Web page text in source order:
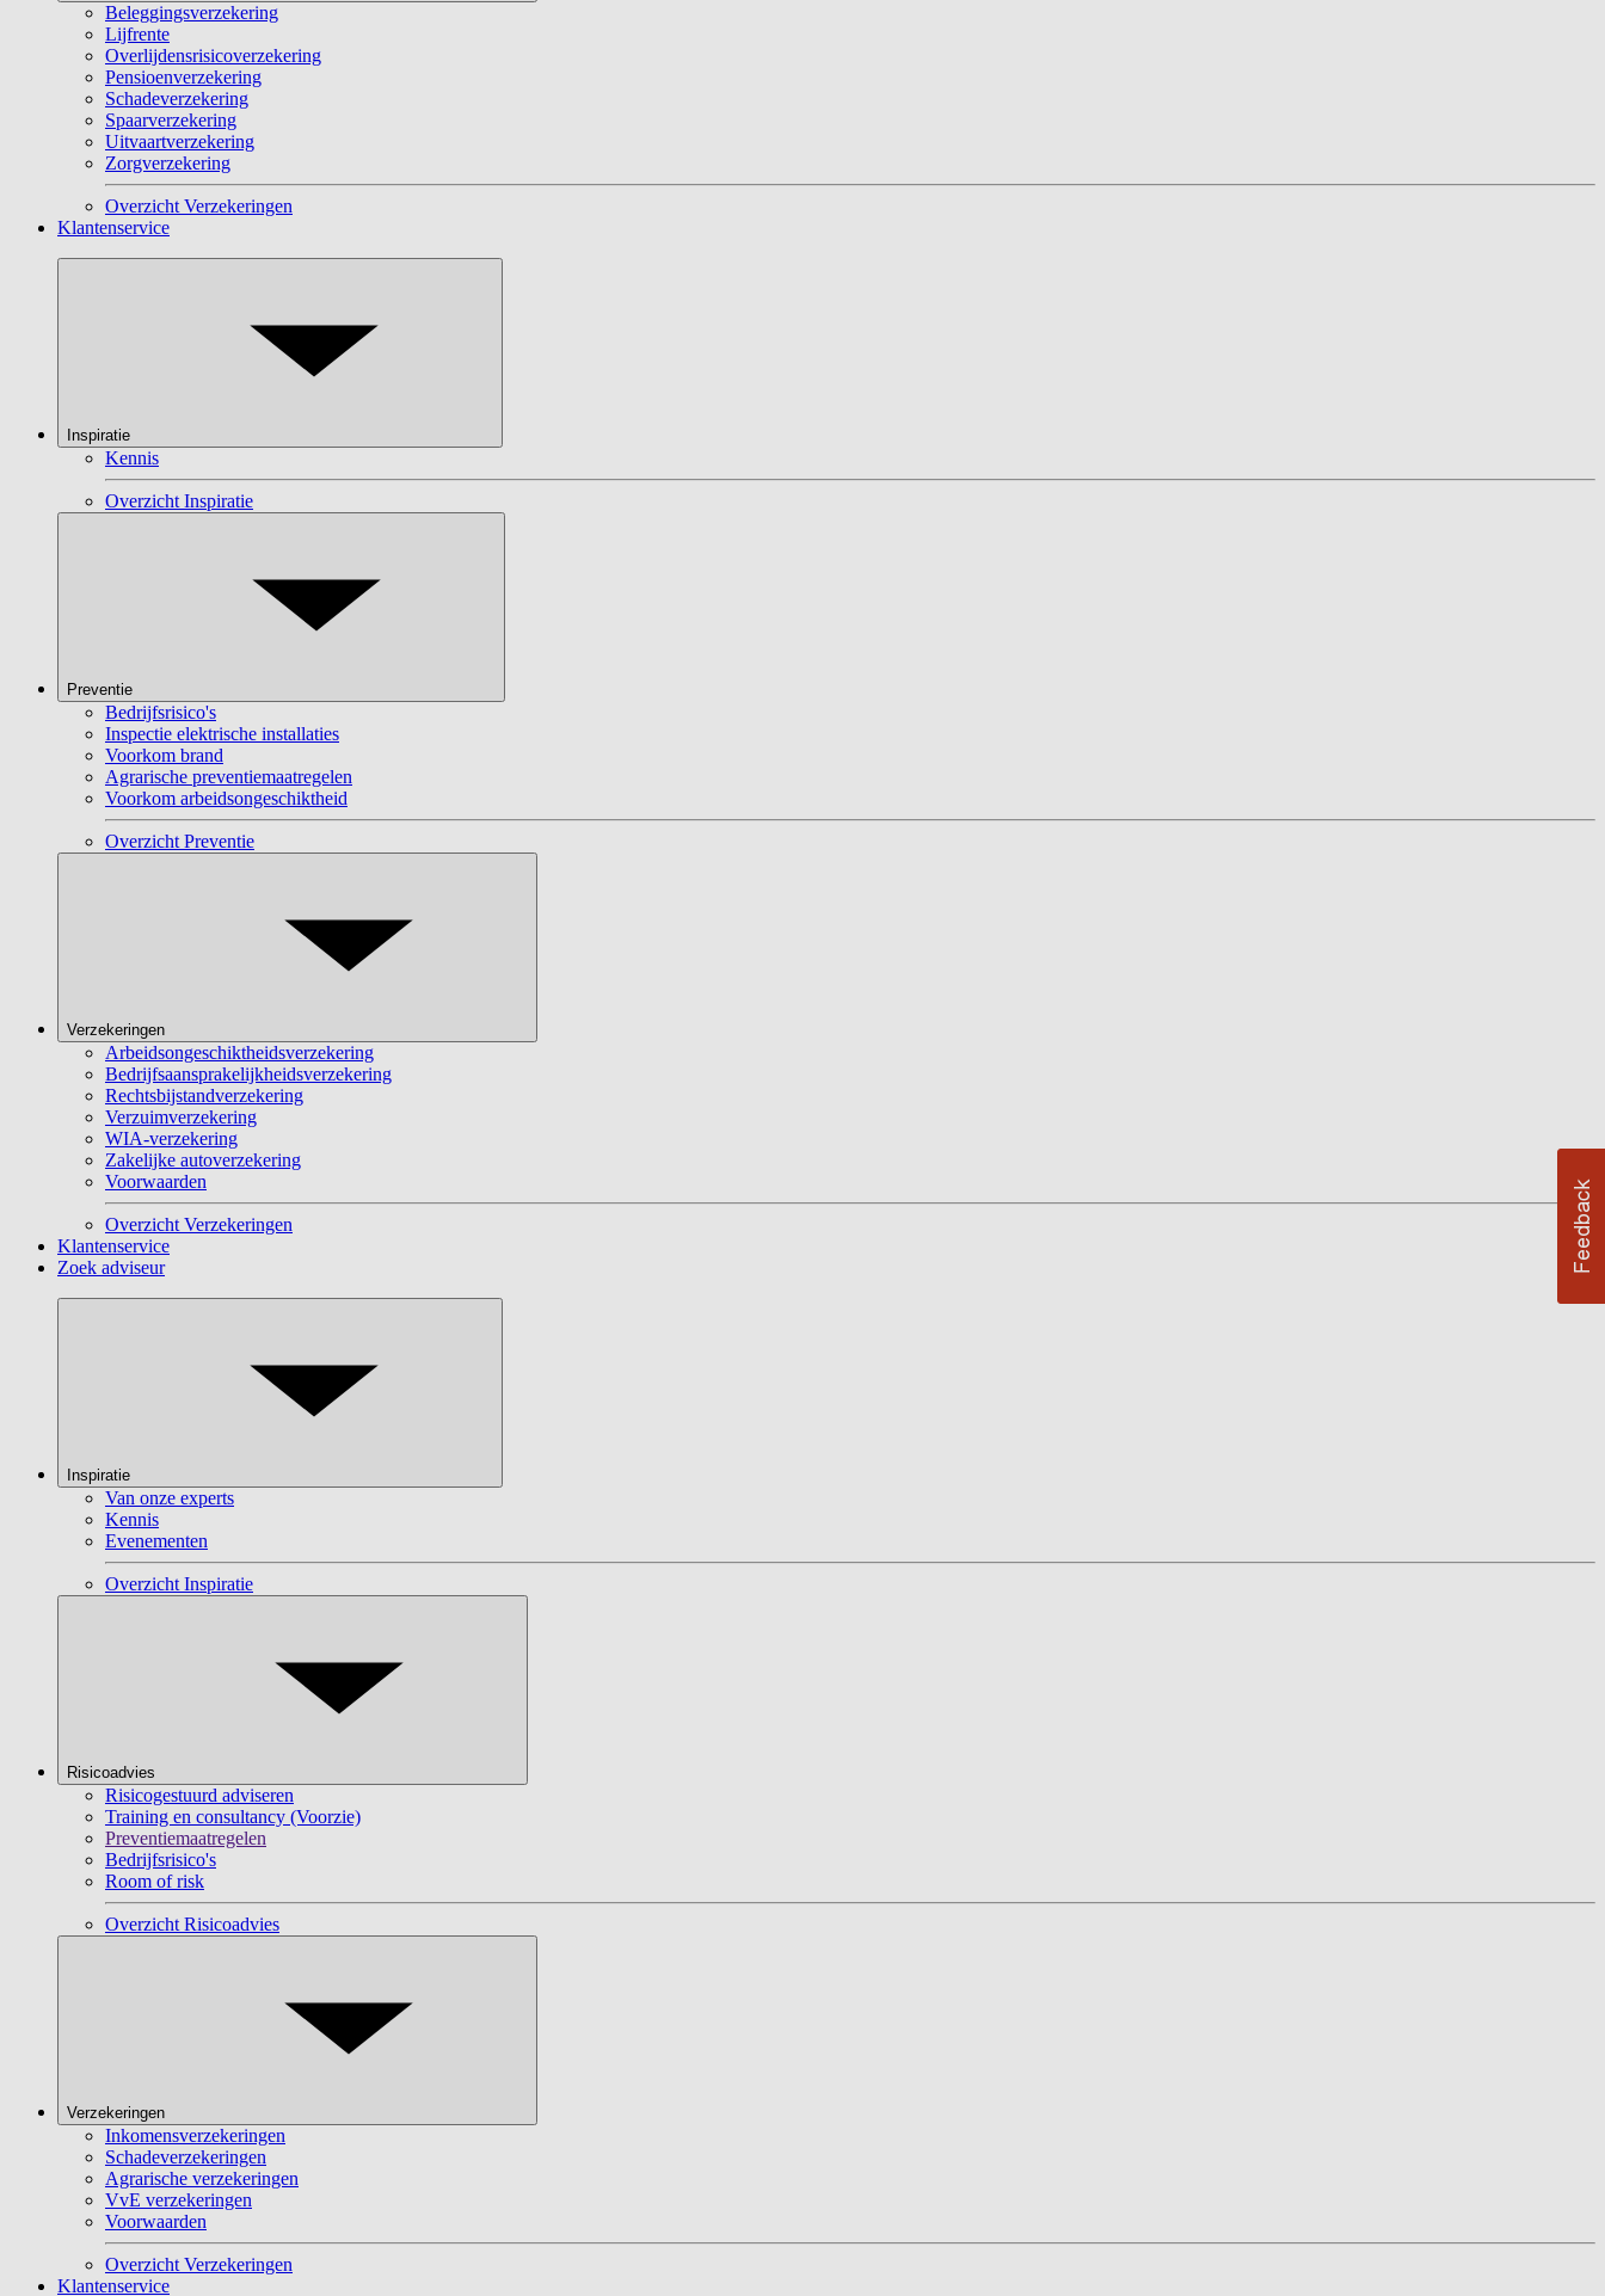
Beleggingsverzekering
Lijfrente
Overlijdensrisicoverzekering
Pensioenverzekering
Schadeverzekering
Spaarverzekering
Uitvaartverzekering
Zorgverzekering
Overzicht Verzekeringen
Klantenservice
Inspiratie
Kennis
Overzicht Inspiratie
Preventie
Bedrijfsrisico's
Inspectie elektrische installaties
Voorkom brand
Agrarische preventiemaatregelen
Voorkom arbeidsongeschiktheid
Overzicht Preventie
Verzekeringen
Arbeidsongeschiktheidsverzekering
Bedrijfsaansprakelijkheidsverzekering
Rechtsbijstandverzekering
Verzuimverzekering
WIA-verzekering
Zakelijke autoverzekering
Voorwaarden
Overzicht Verzekeringen
Klantenservice
Zoek adviseur
Inspiratie
Van onze experts
Kennis
Evenementen
Overzicht Inspiratie
Risicoadvies
Risicogestuurd adviseren
Training en consultancy (Voorzie)
Preventiemaatregelen
Bedrijfsrisico's
Room of risk
Overzicht Risicoadvies
Verzekeringen
Inkomensverzekeringen
Schadeverzekeringen
Agrarische verzekeringen
VvE verzekeringen
Voorwaarden
Overzicht Verzekeringen
Klantenservice